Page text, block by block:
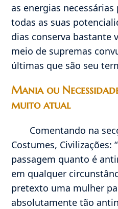
as energias
todas as suas
dias conserva bastante
meio de supremas
últimas que são seu
Mania ou
muito atual
Comentando na
Costumes, Civilizações:
passagem quanto é
em qualquer
pretexto uma mulher
absolutamente tão